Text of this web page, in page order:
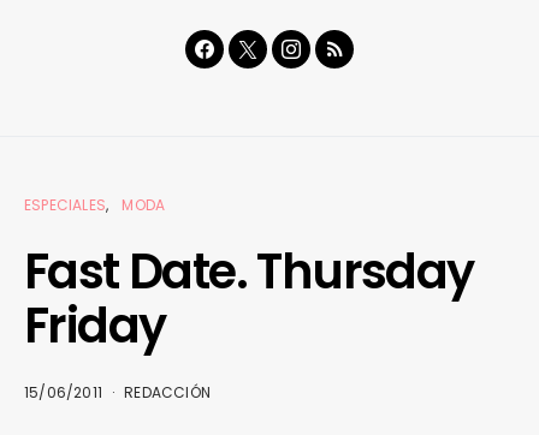
ESPECIALES MODA
Fast Date. Thursday
Friday
15/06/2011 REDACCIÓN